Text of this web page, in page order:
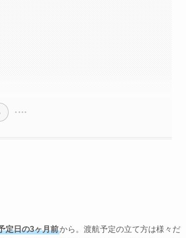
定日の3ヶ月前から。渡航予定の立て方は様々だ